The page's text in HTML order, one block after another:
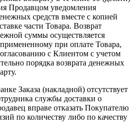
Продавцом уведомления
средств вместе с копией
части Товара. Возврат
суммы осуществляется
при оплате Товара,
с Клиентом с учетом
порядка возврата денежных
Заказа (накладной) отсутствует
службы доставки о
вправе отказать Покупателю
по количеству либо по качеству